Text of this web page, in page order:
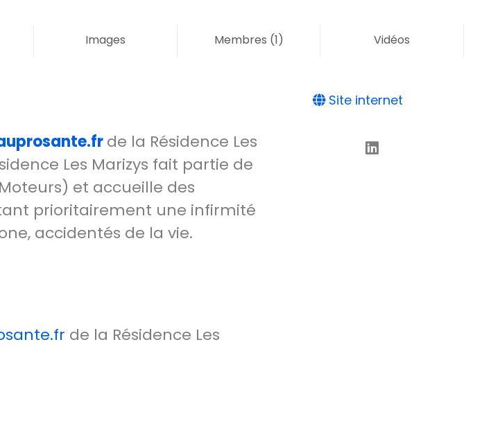
Images Membres (1) Vidéos
de la Résidence Les
Les Marizys fait partie de
et accueille des
prioritairement une infirmité
accidentés de la vie.
de la Résidence Les
Site internet